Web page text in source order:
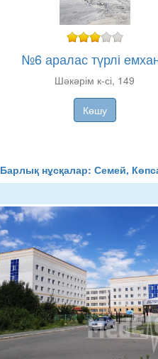
№6 аралас түрлі
Шәкәрім к-сі, 149
Көшу
Барлық нұсқалар: Семей,